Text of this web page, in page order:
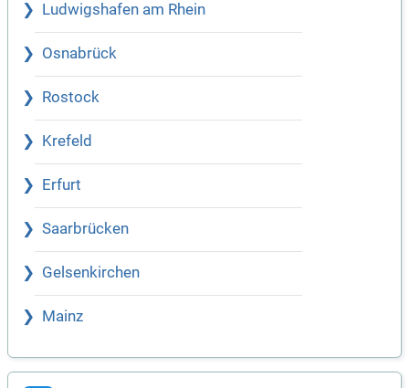
Ludwigshafen am Rhein
Osnabrück
Rostock
Krefeld
Erfurt
Saarbrücken
Gelsenkirchen
Mainz